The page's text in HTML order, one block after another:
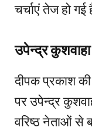
चर्चाएं तेज हो गई
उपेन्द्र
दीपक प्रकाश की
पर उपेन्द्र
वरिष्ठ नेताओं से